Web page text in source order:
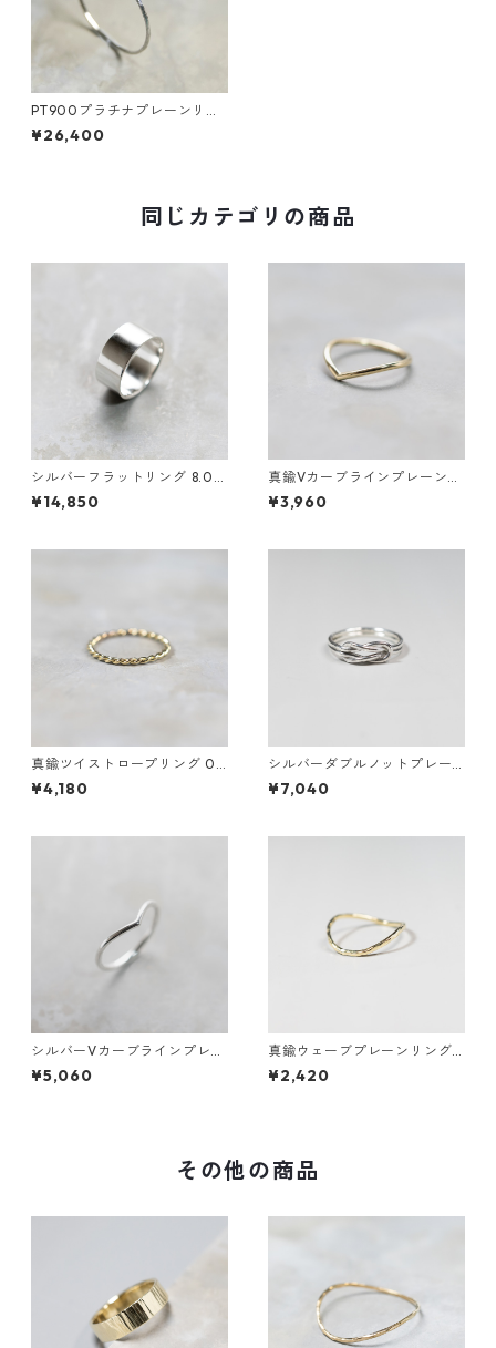
PT900プラチナプレーンリン
グ 0.8mm幅 つや消し槌目 3
号～27号｜WKS PLANE RING
¥26,400
同じカテゴリの商品
シルバーフラットリング 8.0m
m幅 鏡面｜FA-1186
¥14,850
真鍮Vカーブラインプレーンリ
ング 1.5mm幅 鏡面｜FA-1184
¥3,960
真鍮ツイストロープリング 0.8
mm×2 鏡面｜FA-1168
¥4,180
シルバーダブルノットプレー
ンリング 1.2mm×2 鏡面｜FA-
1158
¥7,040
シルバーVカーブラインプレー
ンリング 1.5mm幅 鏡面｜FA-1
180
¥5,060
真鍮ウェーブプレーンリング
1.2mm幅 槌目｜FA-1011
¥2,420
その他の商品